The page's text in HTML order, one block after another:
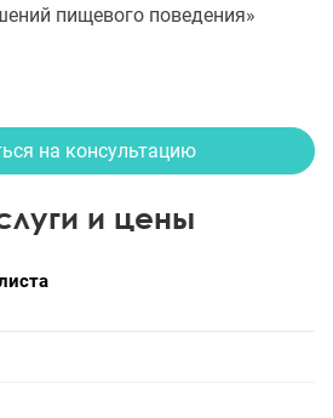
пищевого поведения»
на консультацию
и цены